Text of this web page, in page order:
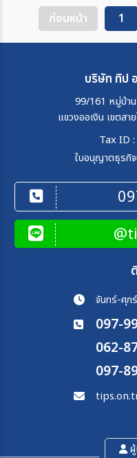
ก่อนหน้า 1
บริษัท ทิป
99/161 หมู่บ้าน
แขวงออเงิน เขตส
Tax ID
ใบอนุญาตธุรกิจ
จันทร์-ศุก
097-
062-
097-
ผู้